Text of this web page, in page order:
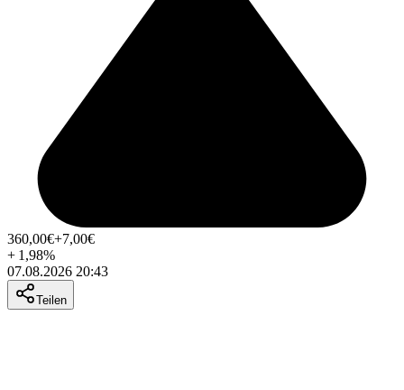
360,00€+7,00€
+ 1,98%
07.08.2026 20:43
Teilen